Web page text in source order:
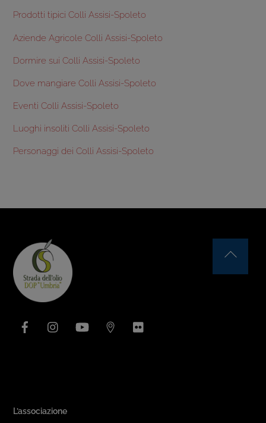
Prodotti tipici Colli Assisi-Spoleto
Aziende Agricole Colli Assisi-Spoleto
Dormire sui Colli Assisi-Spoleto
Dove mangiare Colli Assisi-Spoleto
Eventi Colli Assisi-Spoleto
Luoghi insoliti Colli Assisi-Spoleto
Personaggi dei Colli Assisi-Spoleto
YouTube
L’associazione